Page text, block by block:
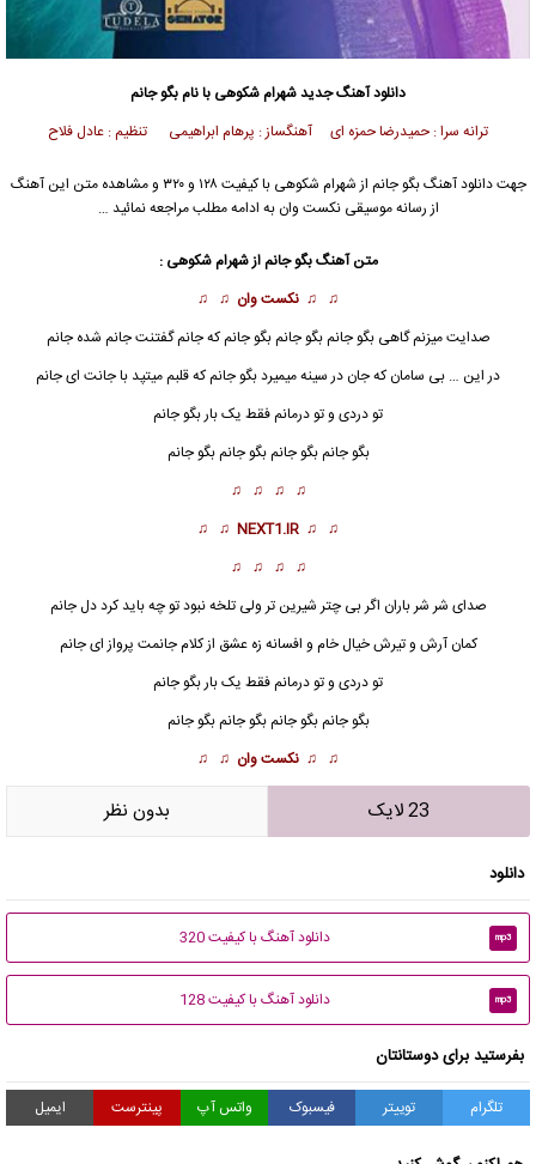
دانلود آهنگ جدیدشهرام شکوهی با نام بگو جانم
ترانه سرا : حمیدرضا حمزه ای آهنگساز : پرهام ابراهیمی تنظیم : عادل فلاح
جهت دانلود آهنگ بگو جانم از شهرام شکوهی با کیفیت ۱۲۸ و ۳۲۰ و مشاهده متن این آهنگ
از رسانه موسیقی نکست وان به ادامه مطلب مراجعه نمائید …
متن آهنگ بگو جانم از شهرام شکوهی :
♫ ♫ نکست وان ♫ ♫
صدایت میزنم گاهی بگو جانم بگو جانم بگو جانم که جانم گفتنت جانم شده جانم
در این … بی سامان که جان در سینه میمیرد بگو جانم که قلبم میتپد با جانت ای جانم
تو دردی و تو درمانم فقط یک بار بگو جانم
بگو جانمبگو جانم بگو جانم بگو جانم
♫ ♫ ♫ ♫
♫ ♫
NEXT1.IR
♫ ♫
♫ ♫ ♫ ♫
صدای شر شر باران اگر بی چتر شیرین تر ولی تلخه نبود تو چه باید کرد دل جانم
کمان آرش و تیرش خیال خام و افسانه زه عشق از کلام جانمت پرواز ای جانم
تو دردی و تو درمانم فقط یک بار بگو جانم
بگو جانمبگو جانم بگو جانم بگو جانم
♫ ♫ نکست وان ♫ ♫
23 لایک بدون نظر
دانلود
mp3 دانلود آهنگ با کیفیت 320
mp3 دانلود آهنگ با کیفیت 128
بفرستید برای دوستانتان
تلگرام توییتر فیسبوک واتس آپ پینترست ایمیل